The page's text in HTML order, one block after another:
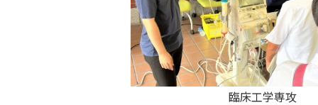
臨床工学専攻